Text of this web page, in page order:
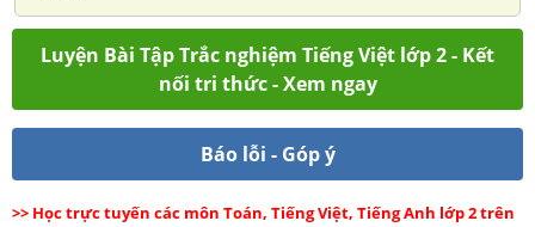
Luyện Bài Tập Trắc nghiệm Tiếng Việt lớp 2 - Kết
nối tri thức - Xem ngay
Báo lỗi - Góp ý
>> Học trực tuyến các môn Toán, Tiếng Việt, Tiếng Anh lớp 2 trên